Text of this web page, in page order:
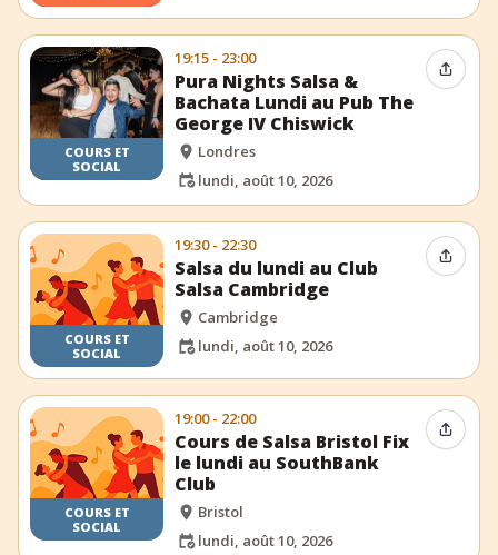
COURS ET
SOCIAL
19:15 - 23:00
Pura Nights Salsa &
Bachata Lundi au Pub The
George IV Chiswick
Londres
lundi, août 10, 2026
COURS ET
SOCIAL
19:30 - 22:30
Salsa du lundi au Club
Salsa Cambridge
Cambridge
lundi, août 10, 2026
COURS ET
SOCIAL
19:00 - 22:00
Cours de Salsa Bristol Fix
le lundi au SouthBank
Club
Bristol
lundi, août 10, 2026